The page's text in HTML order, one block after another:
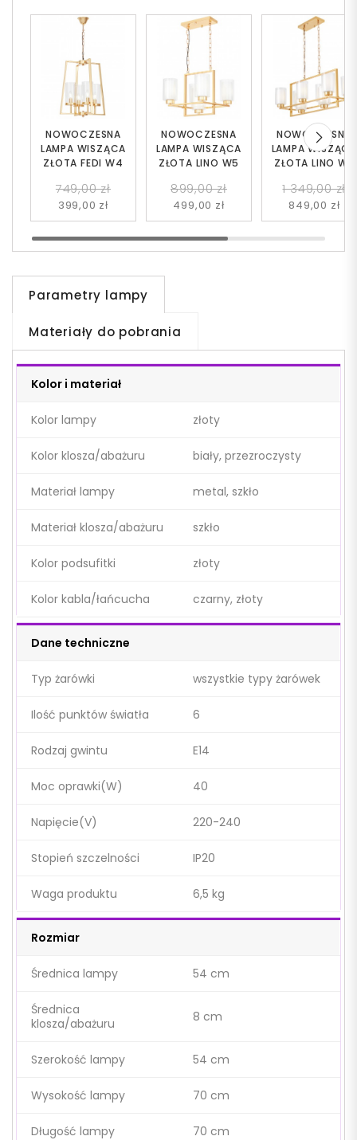
NOWOCZESNA
LAMPA WISZĄCA
ZŁOTA LINO W5
899,00 zł
499,00 zł
NOWOCZESNA
LAMPA WISZĄCA
ZŁOTA LINO W8
1 349,00 zł
849,00 zł
NOWOCZESNA
LAMPA WISZĄCA
ZŁOTA FEDI W4
749,00 zł
399,00 zł
Parametry lampy
Materiały do pobrania
Kolor i materiał
Kolor lampy złoty
Kolor klosza/abażuru biały, przezroczysty
Materiał lampy metal, szkło
Materiał klosza/abażuru szkło
Kolor podsufitki złoty
Kolor kabla/łańcucha czarny, złoty
Dane techniczne
Typ żarówki wszystkie typy żarówek
Ilość punktów światła 6
Rodzaj gwintu E14
Moc oprawki(W) 40
Napięcie(V) 220-240
Stopień szczelności IP20
Waga produktu 6,5 kg
Rozmiar
Średnica lampy 54 cm
Średnica
klosza/abażuru
8 cm
Szerokość lampy 54 cm
Wysokość lampy 70 cm
Długość lampy 70 cm